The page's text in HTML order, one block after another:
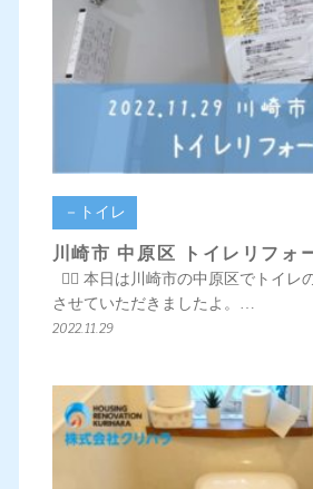
－トイレ
川崎市 中原区 トイレリフォ
💁‍♀️ 本日は川崎市の中原区でトイレ
させていただきましたよ。…
2022.11.29